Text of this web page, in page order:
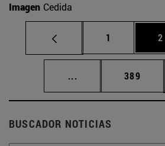
Imagen Cedida
Página
1 2
... Páginas Página
389
BUSCADOR NOTICIAS